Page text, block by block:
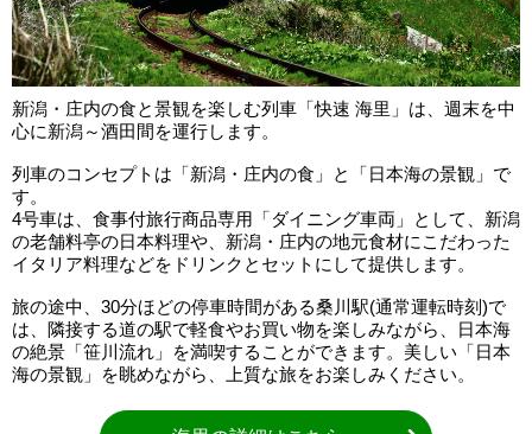
新潟・庄内の食と景観を楽しむ列車「快速 海里」は、週末を中
心に新潟～酒田間を運行します。
列車のコンセプトは「新潟・庄内の食」と「日本海の景観」で
す。
4号車は、食事付旅行商品専用「ダイニング車両」として、新潟
の老舗料亭の日本料理や、新潟・庄内の地元食材にこだわった
イタリア料理などをドリンクとセットにして提供します。
旅の途中、30分ほどの停車時間がある桑川駅(通常運転時刻)で
は、隣接する道の駅で軽食やお買い物を楽しみながら、日本海
の絶景「笹川流れ」を満喫することができます。美しい「日本
海の景観」を眺めながら、上質な旅をお楽しみください。